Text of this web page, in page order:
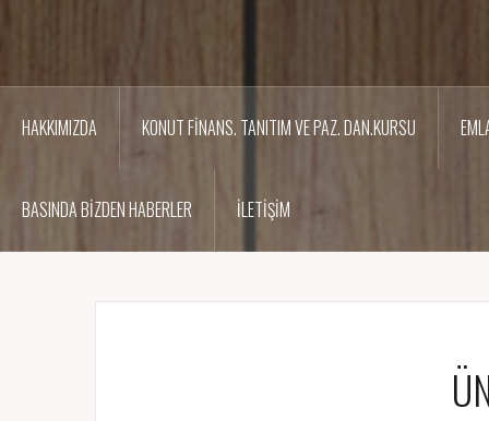
HAKKIMIZDA KONUT FİNANS. TANITIM VE PAZ. DAN.KURSU
BASINDA BİZDEN HABERLER İLETİŞİM